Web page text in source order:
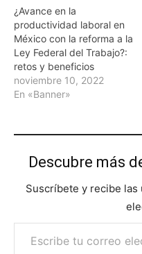
¿Avance en la
productividad laboral en
México con la reforma a la
Ley Federal del Trabajo?:
retos y beneficios
noviembre 10, 2022
En «Banner»
Descubre más
Suscríbete y recibe
Escribe tu correo electrónico…